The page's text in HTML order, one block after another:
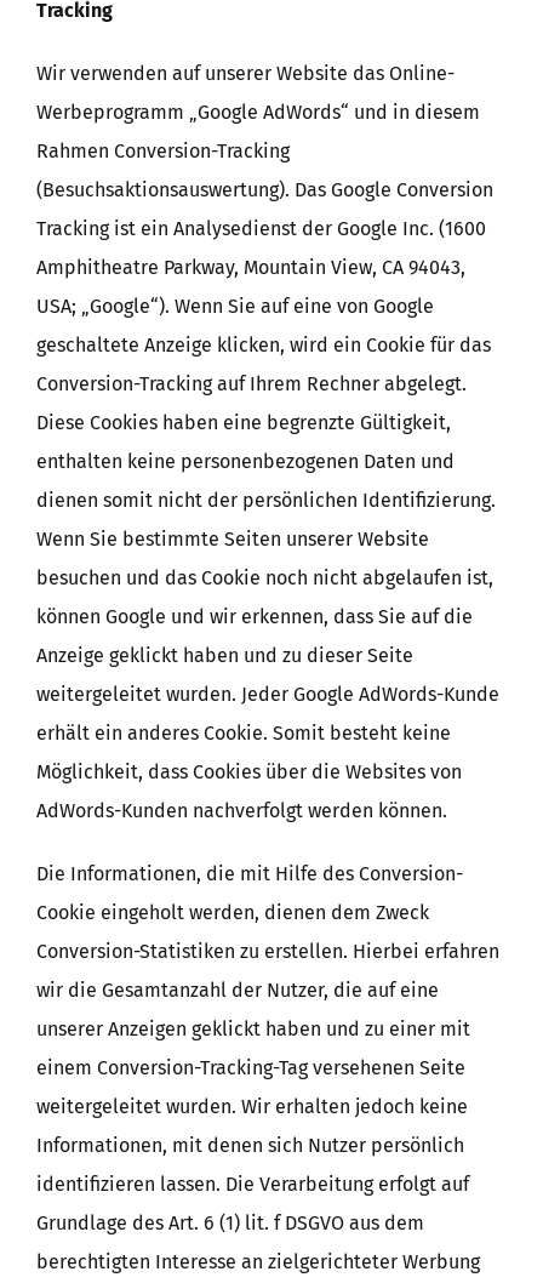
Tracking
Wir verwenden auf unserer Website das Online-
Werbeprogramm „Google AdWords“ und in diesem
Rahmen Conversion-Tracking
(Besuchsaktionsauswertung). Das Google Conversion
Tracking ist ein Analysedienst der Google Inc. (1600
Amphitheatre Parkway, Mountain View, CA 94043,
USA; „Google“). Wenn Sie auf eine von Google
geschaltete Anzeige klicken, wird ein Cookie für das
Conversion-Tracking auf Ihrem Rechner abgelegt.
Diese Cookies haben eine begrenzte Gültigkeit,
enthalten keine personenbezogenen Daten und
dienen somit nicht der persönlichen Identifizierung.
Wenn Sie bestimmte Seiten unserer Website
besuchen und das Cookie noch nicht abgelaufen ist,
können Google und wir erkennen, dass Sie auf die
Anzeige geklickt haben und zu dieser Seite
weitergeleitet wurden. Jeder Google AdWords-Kunde
erhält ein anderes Cookie. Somit besteht keine
Möglichkeit, dass Cookies über die Websites von
AdWords-Kunden nachverfolgt werden können.
Die Informationen, die mit Hilfe des Conversion-
Cookie eingeholt werden, dienen dem Zweck
Conversion-Statistiken zu erstellen. Hierbei erfahren
wir die Gesamtanzahl der Nutzer, die auf eine
unserer Anzeigen geklickt haben und zu einer mit
einem Conversion-Tracking-Tag versehenen Seite
weitergeleitet wurden. Wir erhalten jedoch keine
Informationen, mit denen sich Nutzer persönlich
identifizieren lassen. Die Verarbeitung erfolgt auf
Grundlage des Art. 6 (1) lit. f DSGVO aus dem
berechtigten Interesse an zielgerichteter Werbung